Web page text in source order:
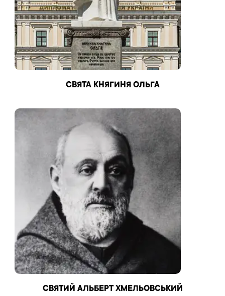
СВЯТА КНЯГИНЯ ОЛЬГА
СВЯТИЙ АЛЬБЕРТ ХМЕЛЬОВСЬКИЙ